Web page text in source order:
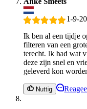
1-9-
Ik ben al een tijdje
filteren van een
terecht. Ik had wat
deze zijn snel en
geleverd kon
Nuttig